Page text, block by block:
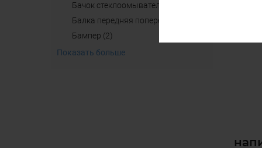
бачок стеклоомывателя (4)
балка передняя поперечная б/у (2)
бампер (2)
Показать больше